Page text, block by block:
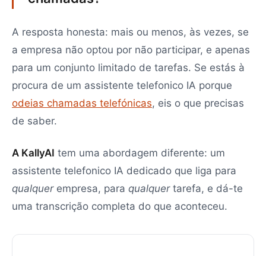
A resposta honesta: mais ou menos, às vezes, se
a empresa não optou por não participar, e apenas
para um conjunto limitado de tarefas. Se estás à
procura de um assistente telefonico IA porque
odeias chamadas telefónicas, eis o que precisas
de saber.
A KallyAI tem uma abordagem diferente: um
assistente telefonico IA dedicado que liga para
qualquerempresa, para qualquertarefa, e dá-te
uma transcrição completa do que aconteceu.